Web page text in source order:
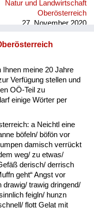
gogatzn
grawutisch
gschamig schüchtern
essen heiln Unkraut
Natur und Landwirtschaft
Oberösterreich
27. November 2020
Ihnen meine 20 Jahre
Verfügung stellen und
OÖ-Teil zu
einige Wörter per
a Neichtl eine
böfeln/ böfön vor
damisch verrückt
weg/ zu etwas/
derisch/ derrisch
geht“ Angst vor
trawig dringend/
feigln/ hunzn
flott Gelat mit